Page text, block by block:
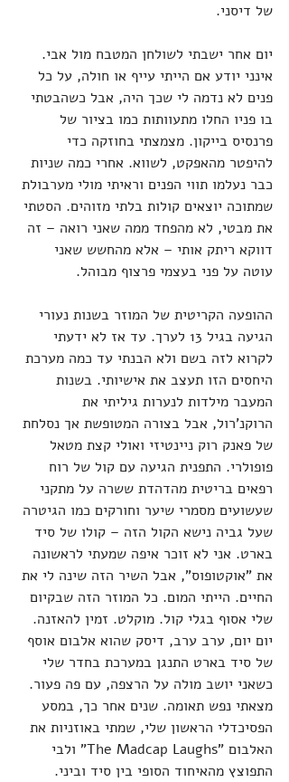
של דיסני.
יום אחר ישבתי לשולחן המטבח מול אבי.
אינני יודע אם הייתי עייף או חולה, על כל
פנים לא נדמה לי שכך היה, אבל כשהבטתי
בו פניו החלו מתעוותות כמו בציור של
פרנסיס בייקון. מצמצתי בחוזקה כדי
להיפטר מהאפקט, לשווא. אחרי כמה שניות
כבר נעלמו תווי הפנים וראיתי מולי מערבולת
שמתוכה יוצאים קולות בלתי מזוהים. הסטתי
את מבטי, לא מהפחד ממה שאני רואה – זה
דווקא ריתק אותי – אלא מהחשש שאני
עוטה על פני בעצמי פרצוף מבוהל.
ההופעה הקריטית של המוזר בשנות נעורי
הגיעה בגיל 13 לערך. עד אז לא ידעתי
לקרוא לזה בשם ולא הבנתי עד כמה מערכת
היחסים הזו תעצב את אישיותי. בשנות
המעבר מילדות לנערות גיליתי את
הרוקנ'רול, אבל בצורה המטופשת אך נסלחת
של פאנק רוק ניינטיזי ואולי קצת מטאל
פופולרי. התפנית הגיעה עם קול של רוח
רפאים בריטית מהדהדת ששרה על מתקני
שעשועים מסמרי שיער וחורקים כמו הגיטרה
שעל גביה נישא הקול הזה – קולו של סיד
בארט. אני לא זוכר איפה שמעתי לראשונה
את "אוקטופוס", אבל השיר הזה שינה לי את
החיים. הייתי המום. כל המוזר הזה שבקיום
שלי אסוף בגלי קול. מוקלט. זמין להאזנה.
יום יום, ערב ערב, דיסק שהוא אלבום אוסף
של סיד בארט התנגן במערכת בחדר שלי
כשאני יושב מולה על הרצפה, עם פה פעור.
מצאתי נפש תאומה. שנים אחר כך, במסע
הפסיכדלי הראשון שלי, שמתי באוזניות את
האלבום "The Madcap Laughs" ולבי
התפוצץ מהאיחוד הסופי בין סיד וביני.